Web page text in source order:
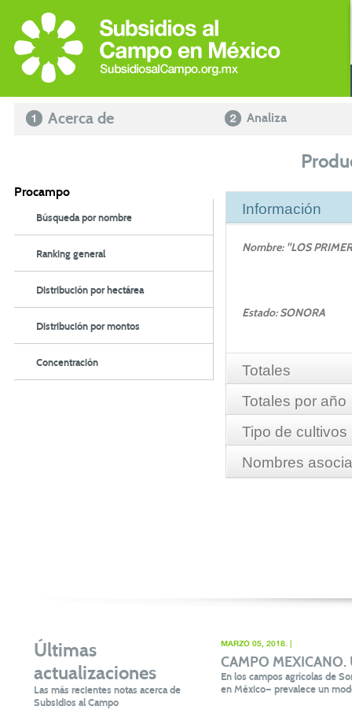
Acerca de Analiza
Procampo
Búsqueda por nombre
Ranking general
Distribución por hectárea
Distribución por montos
Concentración
Información
Nombre: "LOS
Estado: SONORA
Totales
Hectareas: 6,620.64
Monto:$6,375,672.93
Totales por año
Año
2013
2014
Tipo de cultivos
Nombres
Últimas
actualizaciones
Las más recientes notas acerca de
Subsidios al Campo
MARZO 05, 2018. |
CAMPO
En los campos agrícolas de
en México— prevalece un